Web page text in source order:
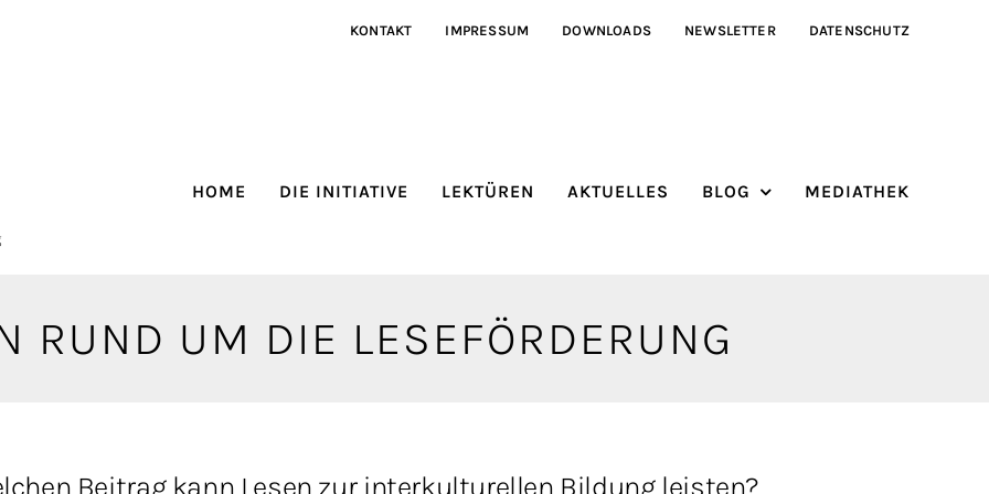
KONTAKT IMPRESSUM DOWNLOADS NEWSLETTER DATENSCHUTZ
HOME DIE INITIATIVE LEKTÜREN AKTUELLES BLOG MEDIATHEK
RUND UM DIE LESEFÖRDERUNG
Beitrag kann Lesen zur interkulturellen Bildung leisten?